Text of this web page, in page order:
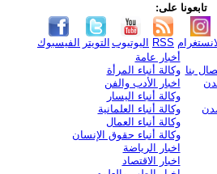
تابعونا على:
الفيسبوك التويتر اليوتيوب RSS
بنا
أخبار عامة
وكالة أنباء المرأة
اخبار الأدب والفن
وكالة أنباء اليسار
وكالة أنباء العلمانية
وكالة أنباء العمال
وكالة أنباء حقوق الإنسان
اخبار الرياضة
اخبار الاقتصاد